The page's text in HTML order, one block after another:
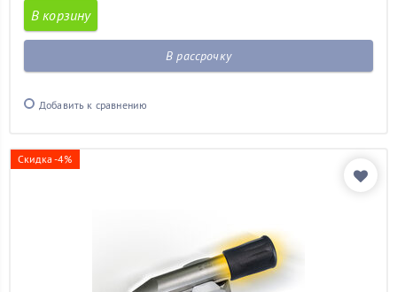
В корзину
В рассрочку
Добавить к сравнению
Скидка -4%